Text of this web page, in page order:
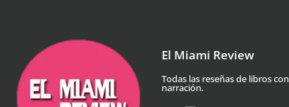
El Miami Review
Todas las reseñas de libros con
narración.